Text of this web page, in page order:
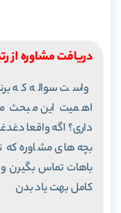
دریافت مشاوره از
واست سواله که
اهمیت این مبحث
داری؟ اگه واقعا
بچه های مشاوره که
باهات تماس بگیرن
کامل بهت یاد بدن